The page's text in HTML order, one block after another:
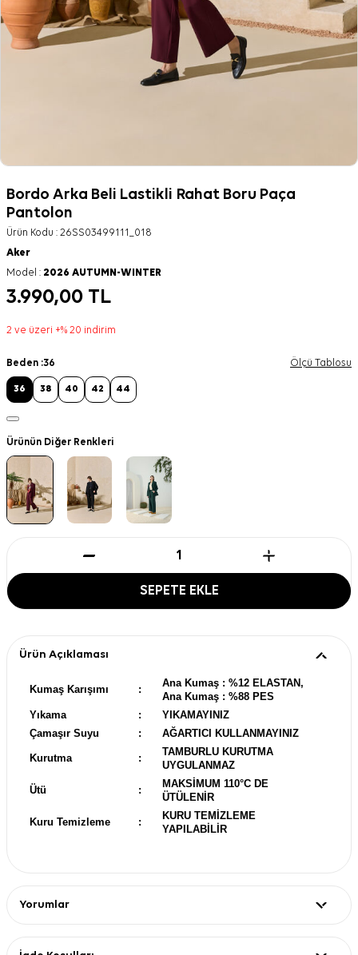
Bordo Arka Beli Lastikli Rahat Boru Paça
Pantolon
Ürün Kodu : 26SS03499111_018
Aker
Model : 2026 AUTUMN-WINTER
3.990,00 TL
2 ve üzeri +% 20 indirim
Beden :36 Ölçü Tablosu
36 38 40 42 44
Ürünün Diğer Renkleri
SEPETE EKLE
Ürün Açıklaması
Kumaş Karışımı :
Ana Kumaş : %12 ELASTAN,
Ana Kumaş : %88 PES
Yıkama
:
YIKAMAYINIZ
Çamaşır Suyu
: AĞARTICI KULLANMAYINIZ
Kurutma :
TAMBURLU KURUTMA
UYGULANMAZ
Ütü :
MAKSİMUM 110°C DE
ÜTÜLENİR
Kuru Temizleme :
KURU TEMİZLEME
YAPILABİLİR
Yorumlar